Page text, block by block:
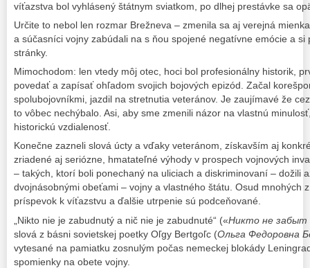
víťazstva bol vyhlásený štátnym sviatkom, po dlhej prestávke sa
Určite to nebol len rozmar Brežneva – zmenila sa aj verejná
a súčasníci vojny zabúdali na s ňou spojené negatívne emócie a
stránky.
Mimochodom: len vtedy môj otec, hoci bol profesionálny historik,
povedať a zapísať ohľadom svojich bojových epizód. Začal
spolubojovníkmi, jazdil na stretnutia veteránov. Je zaujímavé že
to vôbec nechýbalo. Asi, aby sme zmenili názor na vlastnú
historickú vzdialenosť.
Konečne zazneli slová úcty a vďaky veteránom, získavším aj
zriadené aj seriózne, hmatateľné výhody v prospech vojnových
– takých, ktorí boli ponechaný na uliciach a diskriminovaní – dožili
dvojnásobnými obeťami – vojny a vlastného štátu. Osud mnohých
príspevok k víťazstvu a ďalšie utrpenie sú podceňované.
„Nikto nie je zabudnutý a nič nie je zabudnuté“ («Никто не забыт
slová z básni sovietskej poetky Oľgy Bertgoľc (Ольга Федоровна
vytesané na pamiatku zosnulým počas nemeckej blokády
spomienky na obete vojny.